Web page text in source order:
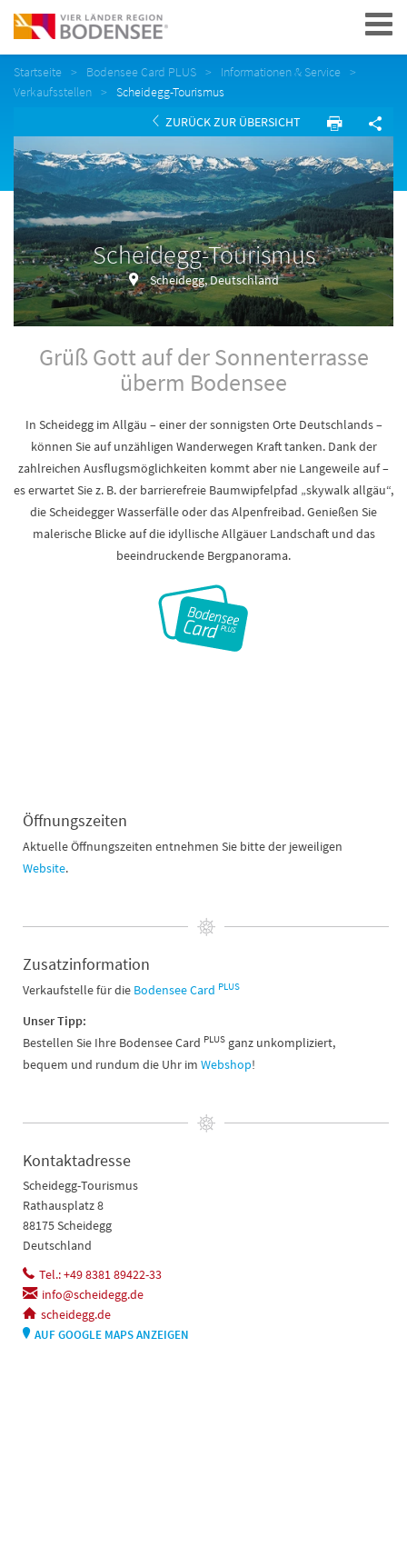
Navigation
Startseite Bodensee Card PLUS
Informationen & Service
Verkaufsstellen
Scheidegg-Tourismus
ZURÜCK ZUR ÜBERSICHT
Scheidegg-Tourismus
Scheidegg, Deutschland
Grüß Gott auf der Sonnenterrasse
überm Bodensee
In Scheidegg im Allgäu – einer der sonnigsten Orte Deutschlands –
können Sie auf unzähligen Wanderwegen Kraft tanken. Dank der
zahlreichen Ausflugsmöglichkeiten kommt aber nie Langeweile auf –
es erwartet Sie z. B. der barrierefreie Baumwipfelpfad „skywalk allgäu“,
die Scheidegger Wasserfälle oder das Alpenfreibad. Genießen Sie
malerische Blicke auf die idyllische Allgäuer Landschaft und das
beeindruckende Bergpanorama.
Öffnungszeiten
Aktuelle Öffnungszeiten entnehmen Sie bitte der jeweiligen
Website.
Zusatzinformation
Verkaufstelle für die Bodensee Card PLUS
Unser Tipp:
Bestellen Sie Ihre Bodensee Card PLUS ganz unkompliziert,
bequem und rundum die Uhr im Webshop!
Kontaktadresse
Scheidegg-Tourismus
Rathausplatz 8
88175 Scheidegg
Deutschland
Tel.: +49 8381 89422-33
info@scheidegg.de
scheidegg.de
AUF GOOGLE MAPS ANZEIGEN